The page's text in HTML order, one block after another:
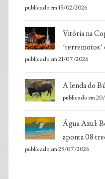
publicado em 15/02/2026
Vitória na
‘terremotos’
publicado em 21/07/2026
A lenda do
publicado em
Água Azul:
aponta 08
publicado em 25/07/2026